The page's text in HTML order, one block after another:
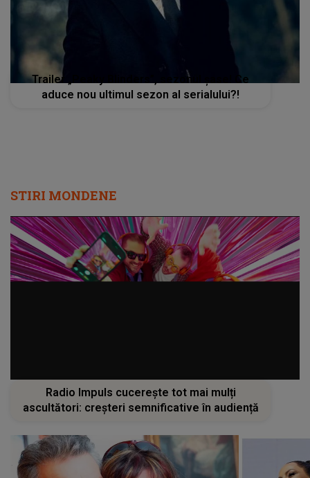
Trailer „Peaky Blinders”, sezonul șase! Ce
aduce nou ultimul sezon al serialului?!
STIRI MONDENE
Radio Impuls cucerește tot mai mulți
ascultători: creșteri semnificative în audiență